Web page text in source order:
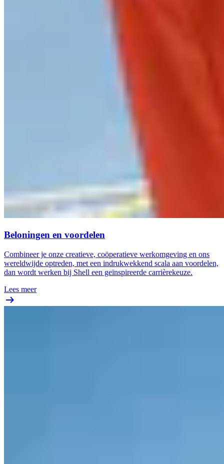
Beloningen en voordelen
Combineer je onze creatieve, coöperatieve werkomgeving en ons
wereldwijde optreden, met een indrukwekkend scala aan voordelen,
dan wordt werken bij Shell een geïnspireerde carrièrekeuze.
Lees meer